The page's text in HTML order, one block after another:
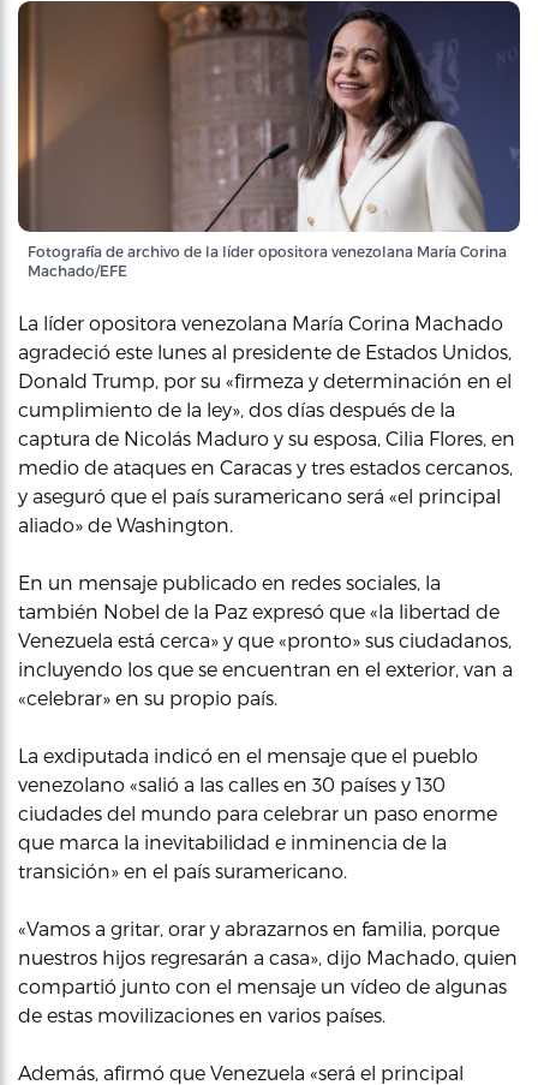
Fotografía de archivo de la líder opositora venezolana María Corina
Machado/EFE
La líder opositora venezolana María Corina Machado
agradeció este lunes al presidente de Estados Unidos,
Donald Trump, por su «firmeza y determinación en el
cumplimiento de la ley», dos días después de la
captura de Nicolás Maduro y su esposa, Cilia Flores, en
medio de ataques en Caracas y tres estados cercanos,
y aseguró que el país suramericano será «el principal
aliado» de Washington.
En un mensaje publicado en redes sociales, la
también Nobel de la Paz expresó que «la libertad de
Venezuela está cerca» y que «pronto» sus ciudadanos,
incluyendo los que se encuentran en el exterior, van a
«celebrar» en su propio país.
La exdiputada indicó en el mensaje que el pueblo
venezolano «salió a las calles en 30 países y 130
ciudades del mundo para celebrar un paso enorme
que marca la inevitabilidad e inminencia de la
transición» en el país suramericano.
«Vamos a gritar, orar y abrazarnos en familia, porque
nuestros hijos regresarán a casa», dijo Machado, quien
compartió junto con el mensaje un vídeo de algunas
de estas movilizaciones en varios países.
Además, afirmó que Venezuela «será el principal